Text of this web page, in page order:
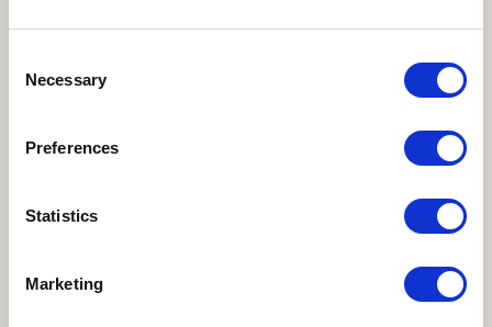
Selection
Necessary
Preferences
Statistics
Marketing
Avvisi ed elenchi
Accessibilità e Catalogo dei dati, metadati e
Dati ulteriori